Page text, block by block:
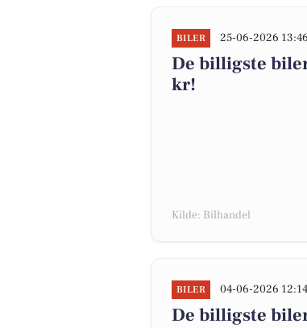
BILER 25-06-2026 13:46
De billigste
kr!
Kilde: Bilhandel
BILER 04-06-2026 12:14
De billigste